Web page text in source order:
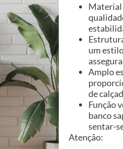
Material
um
Amplo
de
Função
banco
sentar-
Atenção: